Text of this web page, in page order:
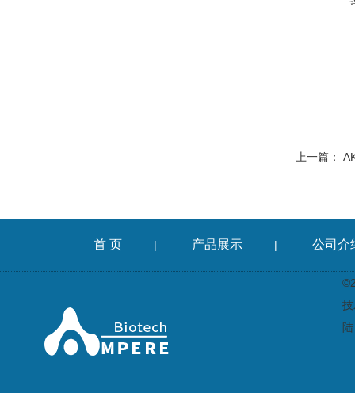
上一篇：
首 页 | 产品展示 | 公司介
陆